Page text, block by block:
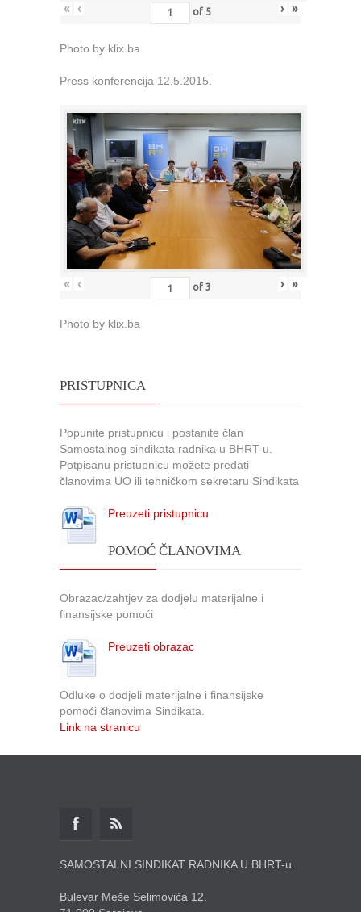
« ‹ of 5 › »
Photo by klix.ba
Press konferencija 12.5.2015.
« ‹ of 3 › »
Photo by klix.ba
PRISTUPNICA
Popunite pristupnicu i postanite član
Samostalnog sindikata radnika u BHRT-u.
Potpisanu pristupnicu možete predati
članovima UO ili tehničkom sekretaru Sindikata
Preuzeti pristupnicu
POMOĆ ČLANOVIMA
Obrazac/zahtjev za dodjelu materijalne i
finansijske pomoći
Preuzeti obrazac
Odluke o dodjeli materijalne i finansijske
pomoći članovima Sindikata.
Link na stranicu
SAMOSTALNI SINDIKAT RADNIKA U BHRT-u
Bulevar Meše Selimovića 12.